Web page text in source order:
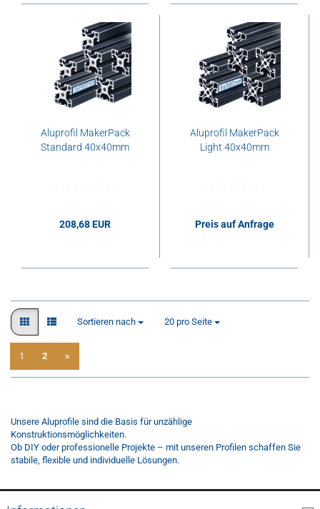
Aluprofil MakerPack
Standard 40x40mm
208,68 EUR
Aluprofil MakerPack
Light 40x40mm
Preis auf Anfrage
Sortieren nach
Sortieren nach 20 pro Seite
pro Seite
1 2 »
Unsere Aluprofile sind die Basis für unzählige
Konstruktionsmöglichkeiten.
Ob DIY oder professionelle Projekte – mit unseren Profilen schaffen Sie
stabile, flexible und individuelle Lösungen.